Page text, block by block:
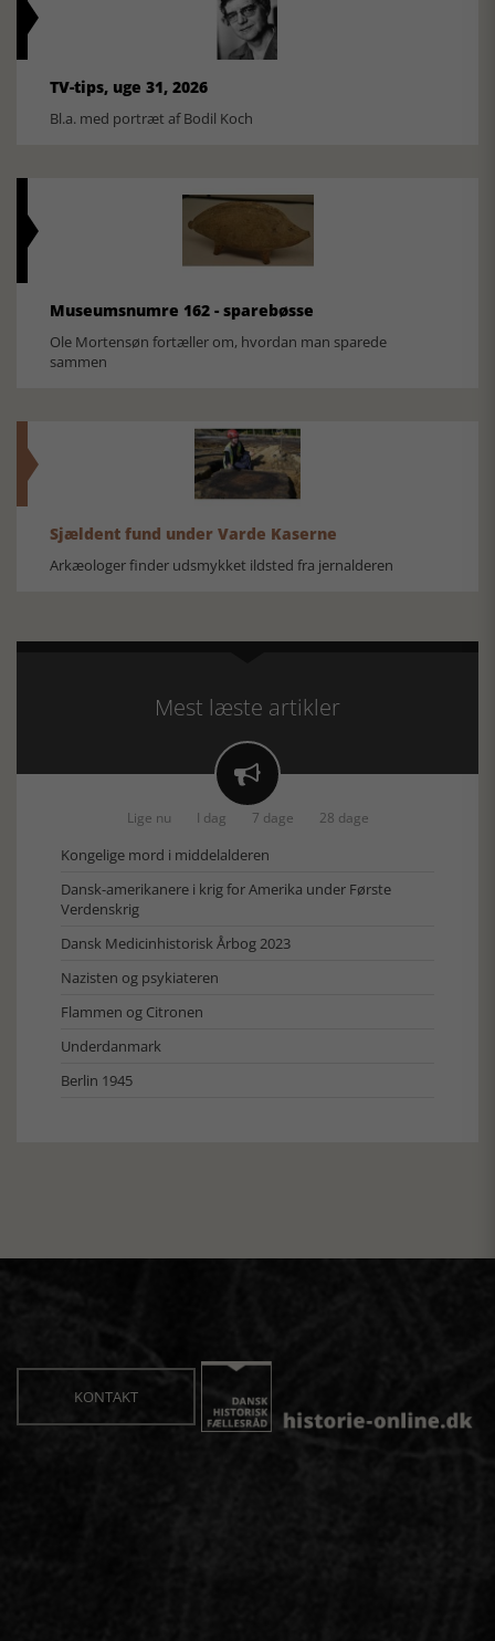
TV-tips, uge 31, 2026
Bl.a. med portræt af Bodil Koch
Museumsnumre 162 - sparebøsse
Ole Mortensøn fortæller om, hvordan man sparede
sammen
Sjældent fund under Varde Kaserne
Arkæologer finder udsmykket ildsted fra jernalderen
Mest læste artikler

Lige nu I dag 7 dage 28 dage
Kongelige mord i middelalderen
Dansk-amerikanere i krig for Amerika under Første
Verdenskrig
Dansk Medicinhistorisk Årbog 2023
Nazisten og psykiateren
Flammen og Citronen
Underdanmark
Berlin 1945
KONTAKT